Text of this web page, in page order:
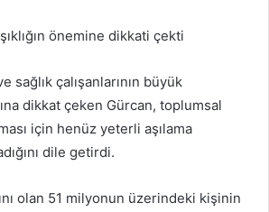
önemine dikkati çekti
sağlık çalışanlarının büyük
dikkat çeken Gürcan, toplumsal
için henüz yeterli aşılama
dile getirdi.
olan 51 milyonun üzerindeki kişinin